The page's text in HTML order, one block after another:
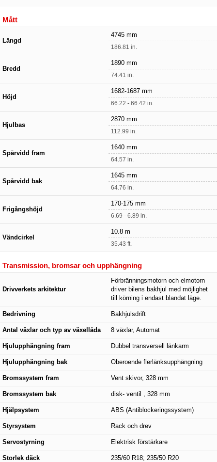
Mått
Längd
4745 mm
186.81 in.
Bredd
1890 mm
74.41 in.
Höjd
1682-1687 mm
66.22 - 66.42 in.
Hjulbas
2870 mm
112.99 in.
Spårvidd fram
1640 mm
64.57 in.
Spårvidd bak
1645 mm
64.76 in.
Frigångshöjd
170-175 mm
6.69 - 6.89 in.
Vändcirkel
10.8 m
35.43 ft.
Transmission, bromsar och upphängning
Drivverkets arkitektur
Förbränningsmotorn och elmotorn
driver bilens bakhjul med möjlighet
till körning i endast blandat läge.
Bedrivning Bakhjulsdrift
Antal växlar och typ av växellåda 8 växlar, Automat
Hjulupphängning fram Dubbel transversell länkarm
Hjulupphängning bak Oberoende flerlänksupphängning
Bromssystem fram Vent skivor, 328 mm
Bromssystem bak disk- ventil , 328 mm
Hjälpsystem ABS (Antiblockeringssystem)
Styrsystem Rack och drev
Servostyrning Elektrisk förstärkare
Storlek däck 235/60 R18; 235/50 R20